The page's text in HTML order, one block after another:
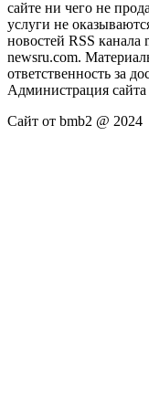
сайте ни чего не
услуги не
новостей RSS канала
newsru.com.
ответственность за
Администрация сайта
Сайт от bmb2 @ 2024